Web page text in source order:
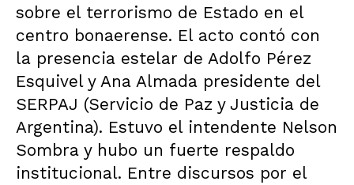
sobre el terrorismo de Estado en el
centro bonaerense. El acto contó con
la presencia estelar de Adolfo Pérez
Esquivel y Ana Almada presidente del
SERPAJ (Servicio de Paz y Justicia de
Argentina). Estuvo el intendente Nelson
Sombra y hubo un fuerte respaldo
institucional. Entre discursos por el